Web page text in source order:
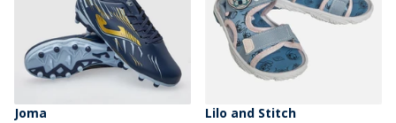
Joma
Lilo and Stitch